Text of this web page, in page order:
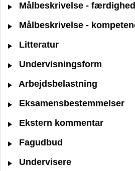
Målbeskrivelse -
Målbeskrivelse -
Litteratur
Undervisningsform
Arbejdsbelastning
Eksamensbestemmelser
Ekstern kommentar
Fagudbud
Undervisere